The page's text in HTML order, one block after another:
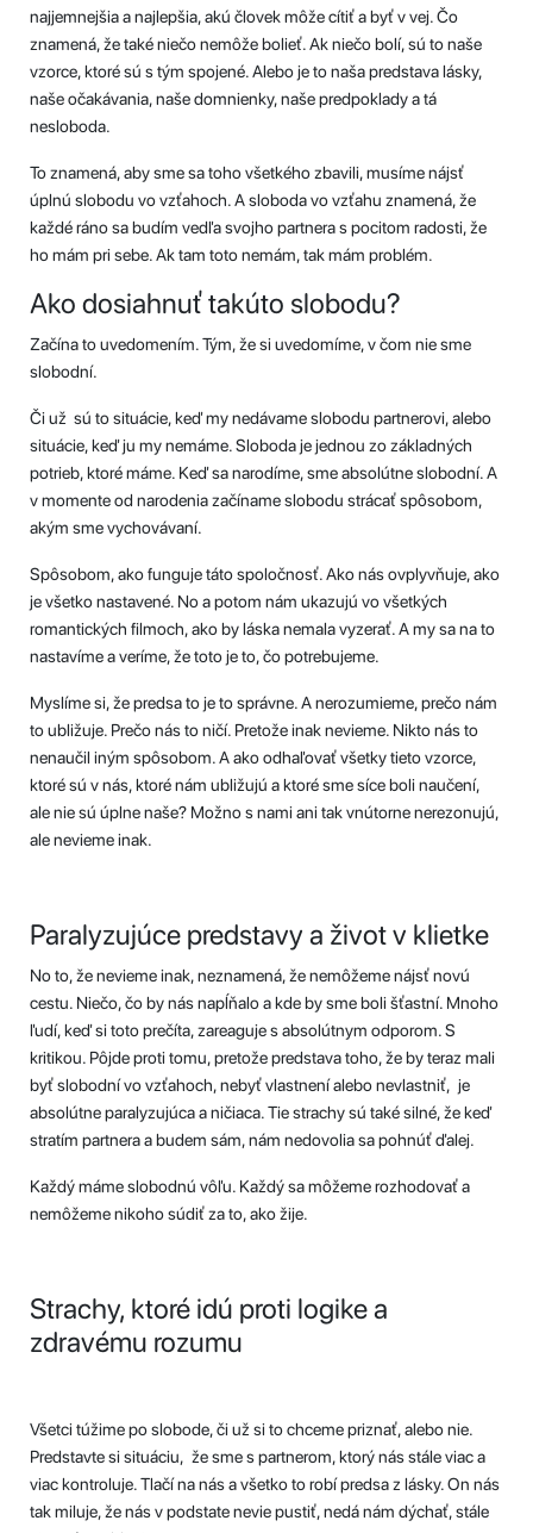
najjemnejšia a najlepšia, akú človek môže cítiť a byť v vej. Čo
znamená, že také niečo nemôže bolieť. Ak niečo bolí, sú to naše
vzorce, ktoré sú s tým spojené. Alebo je to naša predstava lásky,
naše očakávania, naše domnienky, naše predpoklady a tá
nesloboda.
To znamená, aby sme sa toho všetkého zbavili, musíme nájsť
úplnú slobodu vo vzťahoch. A sloboda vo vzťahu znamená, že
každé ráno sa budím vedľa svojho partnera s pocitom radosti, že
ho mám pri sebe. Ak tam toto nemám, tak mám problém.
Ako dosiahnuť takúto slobodu?
Začína to uvedomením. Tým, že si uvedomíme, v čom nie sme
slobodní.
Či už sú to situácie, keď my nedávame slobodu partnerovi, alebo
situácie, keď ju my nemáme. Sloboda je jednou zo základných
potrieb, ktoré máme. Keď sa narodíme, sme absolútne slobodní. A
v momente od narodenia začíname slobodu strácať spôsobom,
akým sme vychovávaní.
Spôsobom, ako funguje táto spoločnosť. Ako nás ovplyvňuje, ako
je všetko nastavené. No a potom nám ukazujú vo všetkých
romantických filmoch, ako by láska nemala vyzerať. A my sa na to
nastavíme a veríme, že toto je to, čo potrebujeme.
Myslíme si, že predsa to je to správne. A nerozumieme, prečo nám
to ubližuje. Prečo nás to ničí. Pretože inak nevieme. Nikto nás to
nenaučil iným spôsobom. A ako odhaľovať všetky tieto vzorce,
ktoré sú v nás, ktoré nám ubližujú a ktoré sme síce boli naučení,
ale nie sú úplne naše? Možno s nami ani tak vnútorne nerezonujú,
ale nevieme inak.
Paralyzujúce predstavy a život v klietke
No to, že nevieme inak, neznamená, že nemôžeme nájsť novú
cestu. Niečo, čo by nás napĺňalo a kde by sme boli šťastní. Mnoho
ľudí, keď si toto prečíta, zareaguje s absolútnym odporom. S
kritikou. Pôjde proti tomu, pretože predstava toho, že by teraz mali
byť slobodní vo vzťahoch, nebyť vlastnení alebo nevlastniť, je
absolútne paralyzujúca a ničiaca. Tie strachy sú také silné, že keď
stratím partnera a budem sám, nám nedovolia sa pohnúť ďalej.
Každý máme slobodnú vôľu. Každý sa môžeme rozhodovať a
nemôžeme nikoho súdiť za to, ako žije.
Strachy, ktoré idú proti logike a
zdravému rozumu
Všetci túžime po slobode, či už si to chceme priznať, alebo nie.
Predstavte si situáciu, že sme s partnerom, ktorý nás stále viac a
viac kontroluje. Tlačí na nás a všetko to robí predsa z lásky. On nás
tak miluje, že nás v podstate nevie pustiť, nedá nám dýchať, stále